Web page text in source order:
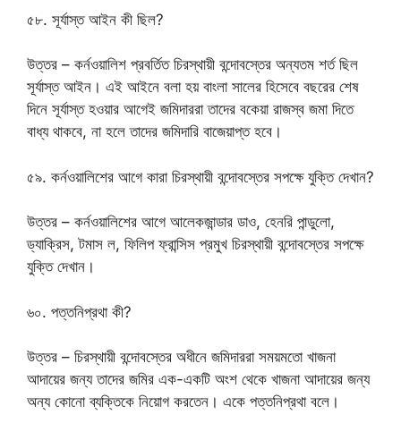
৫৮. সূর্যাস্ত আইন কী ছিল?
উত্তর – কর্নওয়ালিশ প্রবর্তিত চিরস্থায়ী বন্দোবস্তের অন্যতম শর্ত ছিল
সূর্যাস্ত আইন। এই আইনে বলা হয় বাংলা সালের হিসেবে বছরের শেষ
দিনে সূর্যাস্ত হওয়ার আগেই জমিদাররা তাদের বকেয়া রাজস্ব জমা দিতে
বাধ্য থাকবে, না হলে তাদের জমিদারি বাজেয়াপ্ত হবে।
৫৯. কর্নওয়ালিশের আগে কারা চিরস্থায়ী বন্দোবস্তের সপক্ষে যুক্তি দেখান?
উত্তর – কর্নওয়ালিশের আগে আলেকজান্ডার ডাও, হেনরি পান্ডুলো,
ড্যাক্রিস, টমাস ল, ফিলিপ ফ্রান্সিস প্রমুখ চিরস্থায়ী বন্দোবস্তের সপক্ষে
যুক্তি দেখান।
৬০. পত্তনিপ্রথা কী?
উত্তর – চিরস্থায়ী বন্দোবস্তের অধীনে জমিদাররা সময়মতো খাজনা
আদায়ের জন্য তাদের জমির এক-একটি অংশ থেকে খাজনা আদায়ের জন্য
অন্য কোনো ব্যক্তিকে নিয়োগ করতেন। একে পত্তনিপ্রথা বলে।